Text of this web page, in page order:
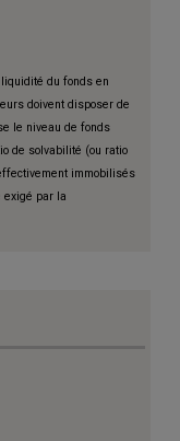
du fonds en
doivent disposer de
le niveau de fonds
de solvabilité (ou ratio
immobilisés
exigé par la